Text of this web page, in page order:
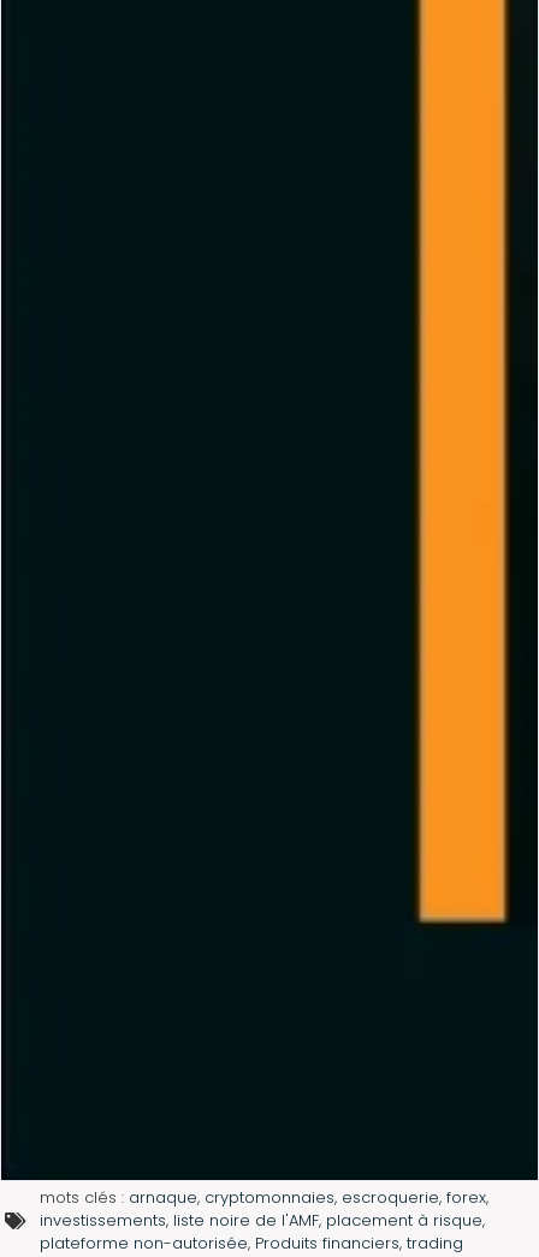
mots clés : arnaque, cryptomonnaies, escroquerie,forex,
investissements, liste noire de l'AMF, placement à risque,
plateforme non-autorisée, Produits financiers,trading